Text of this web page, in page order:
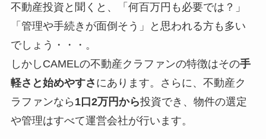
不動産投資と聞くと、「何百万円も必要では？」
「管理や手続きが面倒そう」と思われる方も多い
でしょう・・・。
しかしCAMELの不動産クラファンの特徴はその手
軽さと始めやすさ にあります。さらに、不動産ク
ラファンなら 1口2万円から投資でき、物件の選定
や管理はすべて運営会社が行います。